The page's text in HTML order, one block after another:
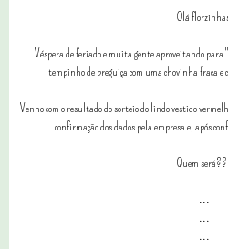
Olá
Véspera de feriado e muita gente aproveitando
tempinho de preguiça com uma chovinha fraca
Venho com o resultado do sorteio do lindo vestido
confirmação dos dados pela empresa e, após
Quem
...
...
...